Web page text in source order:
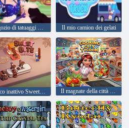
Negozio di tatuaggi divertente Il mio camion dei gelati
Gioco inattivo Sweet Bite Il magnate della città di cucina